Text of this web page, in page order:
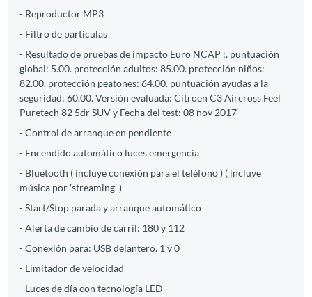
- Reproductor MP3
- Filtro de partículas
- Resultado de pruebas de impacto Euro NCAP :. puntuación
global: 5.00. protección adultos: 85.00. protección niños:
82.00. protección peatones: 64.00. puntuación ayudas a la
seguridad: 60.00. Versión evaluada: Citroen C3 Aircross Feel
Puretech 82 5dr SUV y Fecha del test: 08 nov 2017
- Control de arranque en pendiente
- Encendido automático luces emergencia
- Bluetooth ( incluye conexión para el teléfono ) ( incluye
música por 'streaming' )
- Start/Stop parada y arranque automático
- Alerta de cambio de carril: 180 y 112
- Conexión para: USB delantero. 1 y 0
- Limitador de velocidad
- Luces de día con tecnología LED